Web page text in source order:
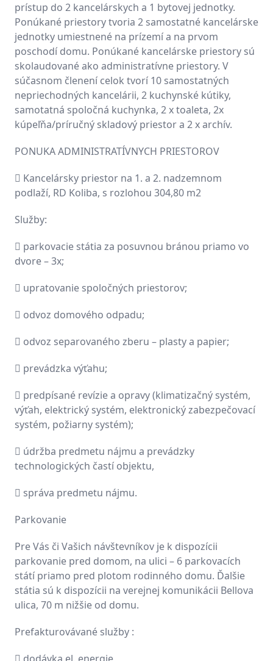
prístup do 2 kancelárskych a 1 bytovej jednotky.
Ponúkané priestory tvoria 2 samostatné kancelárske
jednotky umiestnené na prízemí a na prvom
poschodí domu. Ponúkané kancelárske priestory sú
skolaudované ako administratívne priestory. V
súčasnom členení celok tvorí 10 samostatných
nepriechodných kancelárii, 2 kuchynské kútiky,
samotatná spoločná kuchynka, 2 x toaleta, 2x
kúpeľňa/príručný skladový priestor a 2 x archív.
PONUKA ADMINISTRATÍVNYCH PRIESTOROV
 Kancelársky priestor na 1. a 2. nadzemnom
podlaží, RD Koliba, s rozlohou 304,80 m2
Služby:
 parkovacie státia za posuvnou bránou priamo vo
dvore – 3x;
 upratovanie spoločných priestorov;
 odvoz domového odpadu;
 odvoz separovaného zberu – plasty a papier;
 prevádzka výťahu;
 predpísané revízie a opravy (klimatizačný systém,
výťah, elektrický systém, elektronický zabezpečovací
systém, požiarny systém);
 údržba predmetu nájmu a prevádzky
technologických častí objektu,
 správa predmetu nájmu.
Parkovanie
Pre Vás či Vašich návštevníkov je k dispozícii
parkovanie pred domom, na ulici – 6 parkovacích
státí priamo pred plotom rodinného domu. Ďalšie
státia sú k dispozícii na verejnej komunikácii Bellova
ulica, 70 m nižšie od domu.
Prefakturovávané služby :